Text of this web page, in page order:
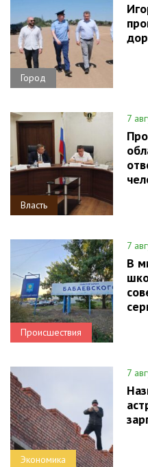
Город
Власть
7
Происшествия
7
В
Экономика
7